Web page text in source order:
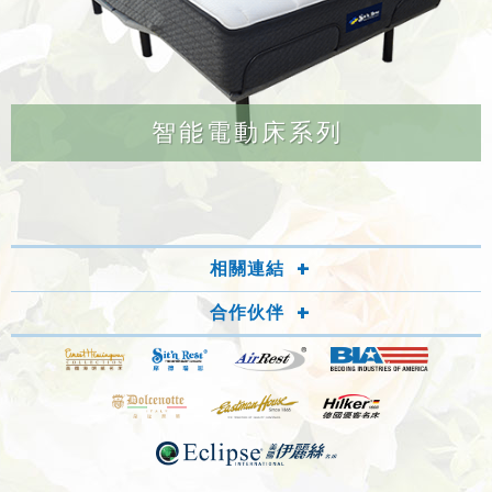
智能電動床系列
相關連結
合作伙伴